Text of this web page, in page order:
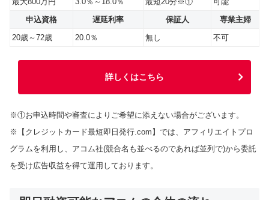
申込資格
遅延利率 保証人
専業主婦
20歳～72歳
20.0％ 無し 不可
詳しくはこちら
※①お申込時間や審査によりご希望に添えない場合がございます。
※【クレジットカード最短即日発行.com】では、アフィリエイトプロ
グラムを利用し、アコム社(競合名も並べるのであれば並列で)から委託
を受け広告収益を得て運用しております。